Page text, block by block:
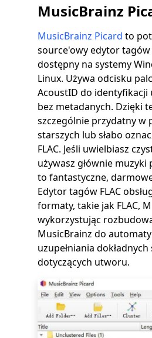
MusicBrainz
MusicBrainz Picard to
source'owy edytor tagów
dostępny na systemy
Linux. Używa odcisku
AcoustID do
bez metadanych. Dzięki
szczególnie przydatny w
starszych lub słabo
FLAC. Jeśli uwielbiasz
używasz głównie
to fantastyczne,
Edytor tagów FLAC
formaty, takie jak FLAC,
wykorzystując
MusicBrainz do
uzupełniania dokładnych
dotyczących utworu.